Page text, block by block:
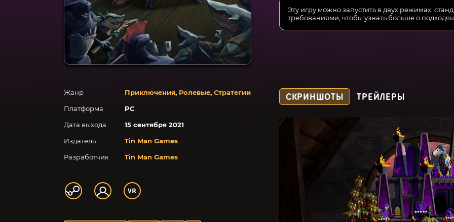
Эту игру можно запустить в двух режимах:
требованиями, чтобы узнать больше о
Жанр Приключения, Ролевые, Стратегии
Платформа
PC
Дата выхода
15 сентября 2021
Издатель
Tin Man Games
Разработчик
Tin Man Games
СКРИНШОТЫ ТРЕЙЛЕРЫ